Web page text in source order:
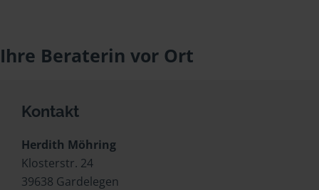
Ihre Beraterin vor Ort
Kontakt
Herdith Möhring
Klosterstr. 24
39638 Gardelegen